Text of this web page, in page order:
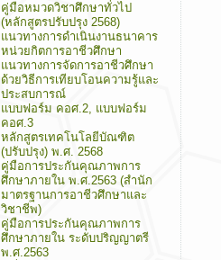
คู่มือหมวดวิชาศึกษาทั่วไป
(หลักสูตรปรับปรุง 2568)
แนวทางการดำเนินงานธนาคาร
หน่วยกิตการอาชีวศึกษา
แนวทางการจัดการอาชีวศึกษา
ด้วยวิธีการเทียบโอนความรู้และ
ประสบการณ์
แบบฟอร์ม คอศ.2, แบบฟอร์ม
คอศ.3
หลักสูตรเทคโนโลยีบัณฑิต
(ปรับปรุง) พ.ศ. 2568
คู่มือการประกันคุณภาพการ
ศึกษาภายใน พ.ศ.2563 (สำนัก
มาตรฐานการอาชีวศึกษาและ
วิชาชีพ)
คู่มือการประกันคุณภาพการ
ศึกษาภายใน ระดับปริญญาตรี
พ.ศ.2563